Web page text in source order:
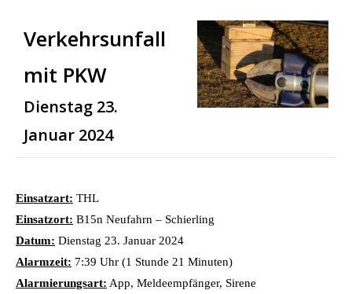
Verkehrsunfall
mit PKW
Dienstag 23.
Januar 2024
Einsatzart: THL
Einsatzort: B15n Neufahrn – Schierling
Datum: Dienstag 23. Januar 2024
Alarmzeit: 7:39 Uhr (1 Stunde 21 Minuten)
Alarmierungsart: App, Meldeempfänger, Sirene